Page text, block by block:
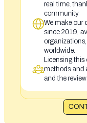
real time,
community
We make our
since 2019,
worldwide.
Licensing this
methods and
and the